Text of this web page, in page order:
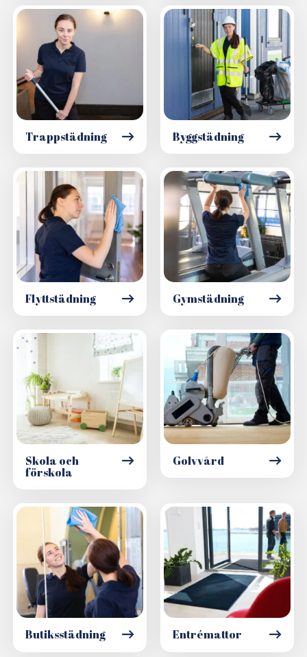
Trappstädning Byggstädning
Flyttstädning Gymstädning
Skola och
förskola
Golvvård
Butiksstädning Entrémattor